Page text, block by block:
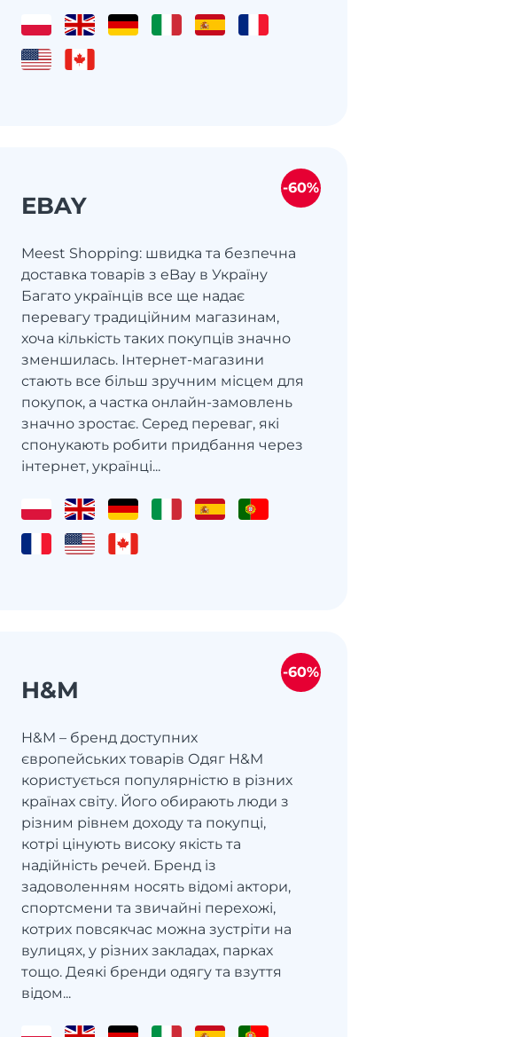
EBAY
Meest Shopping: швидка та безпечна
доставка товарів з eBay в Україну
Багато українців все ще надає
перевагу традиційним магазинам,
хоча кількість таких покупців значно
зменшилась. Інтернет-магазини
стають все більш зручним місцем для
покупок, а частка онлайн-замовлень
значно зростає. Серед переваг, які
спонукають робити придбання через
інтернет, українці...
-60%
H&M
H&M – бренд доступних
європейських товарів Одяг H&M
користується популярністю в різних
країнах світу. Його обирають люди з
різним рівнем доходу та покупці,
котрі цінують високу якість та
надійність речей. Бренд із
задоволенням носять відомі актори,
спортсмени та звичайні перехожі,
котрих повсякчас можна зустріти на
вулицях, у різних закладах, парках
тощо. Деякі бренди одягу та взуття
відом...
-60%